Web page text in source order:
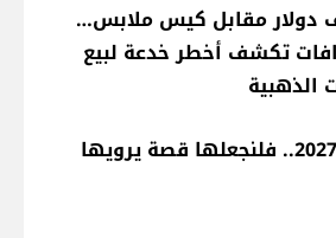
دولار مقابل كيس ملابس…
تكشف أخطر خدعة لبيع
الذهبية
صيدا 2027.. فلنجعلها قصة يرويها